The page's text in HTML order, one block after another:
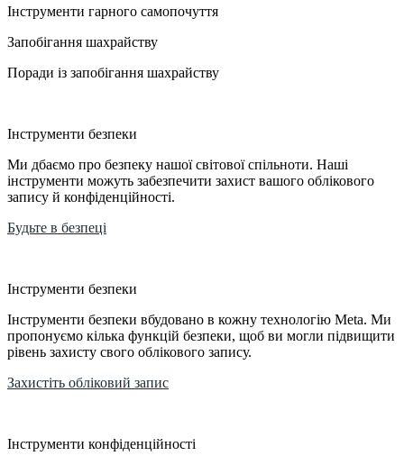
Інструменти гарного самопочуття
Запобігання шахрайству
Поради із запобігання шахрайству
Інструменти безпеки
Ми дбаємо про безпеку нашої світової спільноти. Наші
інструменти можуть забезпечити захист вашого облікового
запису й конфіденційності.
Будьте в безпеці
Інструменти безпеки
Інструменти безпеки вбудовано в кожну технологію Meta. Ми
пропонуємо кілька функцій безпеки, щоб ви могли підвищити
рівень захисту свого облікового запису.
Захистіть обліковий запис
Інструменти конфіденційності